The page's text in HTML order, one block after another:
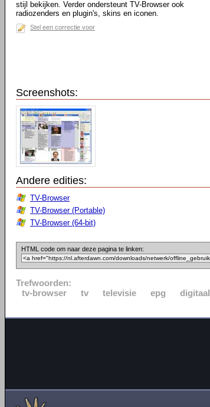
stijl bekijken. Verder ondersteunt TV-Browser ook
radiozenders en plugin's, skins en iconen.
Stel een correctie voor
Screenshots:
Andere edities:
TV-Browser
TV-Browser (Portable)
TV-Browser (64-bit)
HTML code om naar deze pagina te linken:
Trefwoorden:
tv-browser
tv televisie epg digitaal